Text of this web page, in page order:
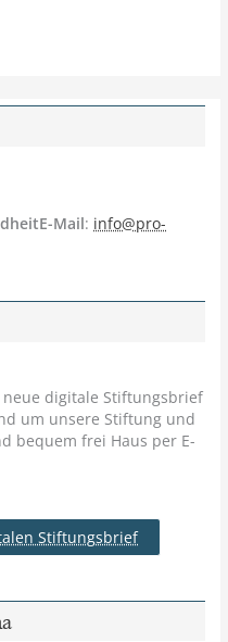
Mail: info@pro-
digitale Stiftungsbrief
um unsere Stiftung und
bequem frei Haus per E-
Stiftungsbrief